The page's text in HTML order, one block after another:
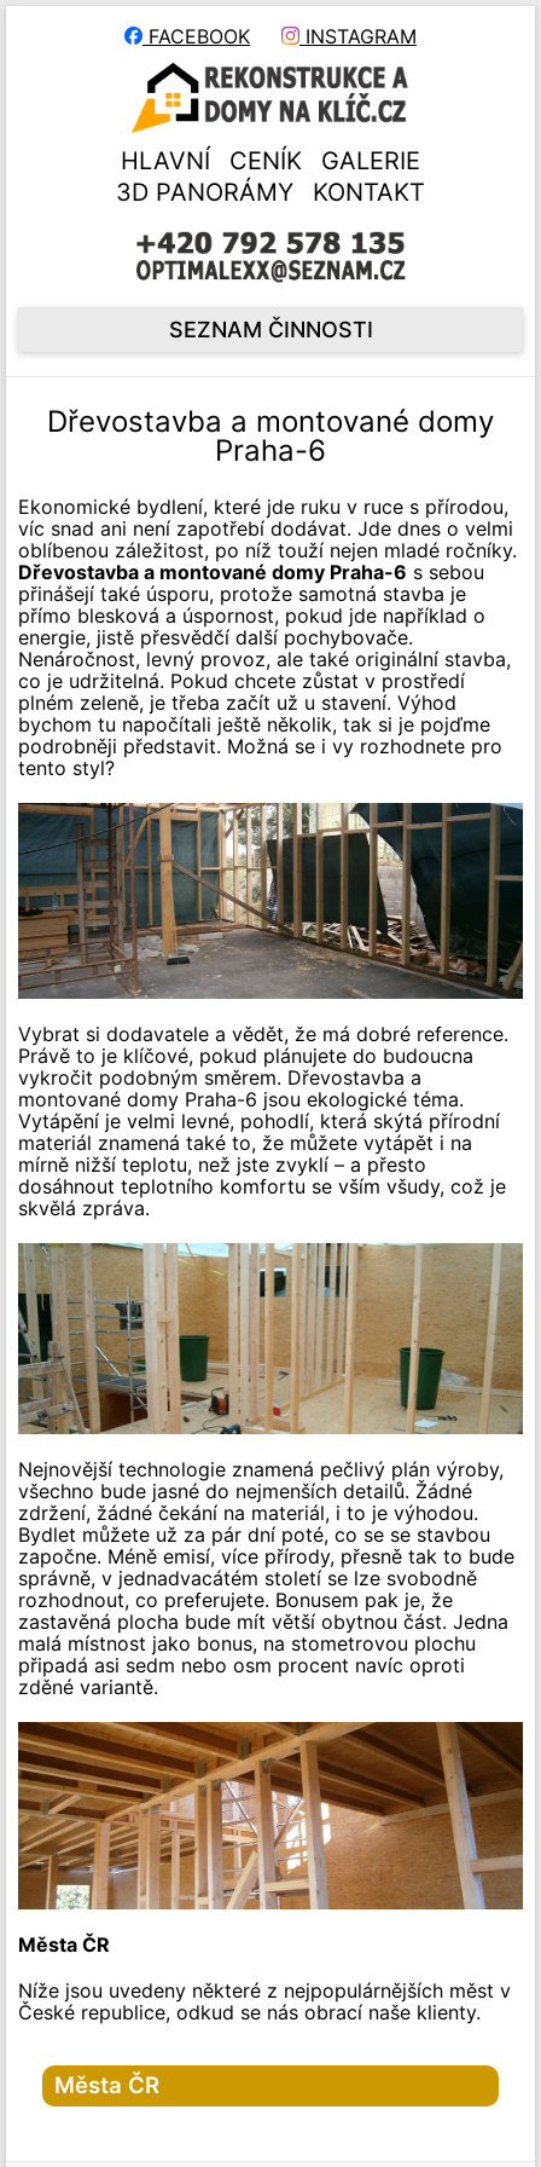
FACEBOOK INSTAGRAM
HLAVNÍ CENÍK
GALERIE
3D PANORÁMY
KONTAKT
SEZNAM ČINNOSTI
Dřevostavba a montované domy
Praha-6
Ekonomické bydlení, které jde ruku v ruce s přírodou,
víc snad ani není zapotřebí dodávat. Jde dnes o velmi
oblíbenou záležitost, po níž touží nejen mladé ročníky.
Dřevostavba a montované domy Praha-6 s sebou
přinášejí také úsporu, protože samotná stavba je
přímo blesková a úspornost, pokud jde například o
energie, jistě přesvědčí další pochybovače.
Nenáročnost, levný provoz, ale také originální stavba,
co je udržitelná. Pokud chcete zůstat v prostředí
plném zeleně, je třeba začít už u stavení. Výhod
bychom tu napočítali ještě několik, tak si je pojďme
podrobněji představit. Možná se i vy rozhodnete pro
tento styl?
Vybrat si dodavatele a vědět, že má dobré reference.
Právě to je klíčové, pokud plánujete do budoucna
vykročit podobným směrem. Dřevostavba a
montované domy Praha-6 jsou ekologické téma.
Vytápění je velmi levné, pohodlí, která skýtá přírodní
materiál znamená také to, že můžete vytápět i na
mírně nižší teplotu, než jste zvyklí – a přesto
dosáhnout teplotního komfortu se vším všudy, což je
skvělá zpráva.
Nejnovější technologie znamená pečlivý plán výroby,
všechno bude jasné do nejmenších detailů. Žádné
zdržení, žádné čekání na materiál, i to je výhodou.
Bydlet můžete už za pár dní poté, co se se stavbou
započne. Méně emisí, více přírody, přesně tak to bude
správně, v jednadvacátém století se lze svobodně
rozhodnout, co preferujete. Bonusem pak je, že
zastavěná plocha bude mít větší obytnou část. Jedna
malá místnost jako bonus, na stometrovou plochu
připadá asi sedm nebo osm procent navíc oproti
zděné variantě.
Města ČR
Níže jsou uvedeny některé z nejpopulárnějších měst v
České republice, odkud se nás obrací naše klienty.
Města ČR